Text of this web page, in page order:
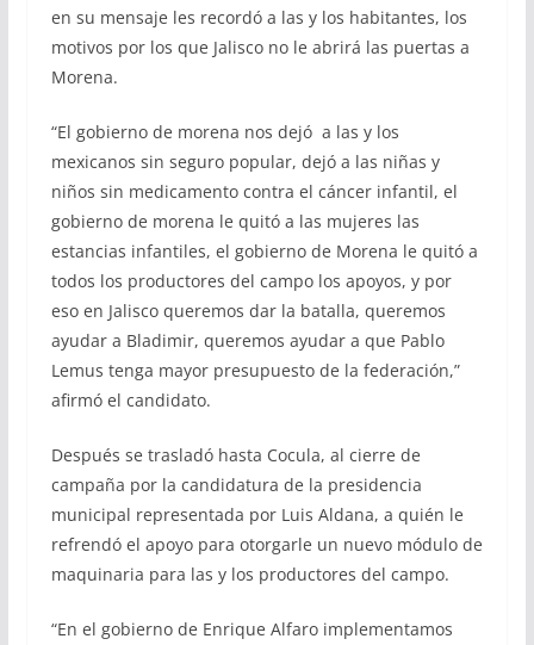
en su mensaje les recordó a las y los habitantes, los
motivos por los que Jalisco no le abrirá las puertas a
Morena.
“El gobierno de morena nos dejó a las y los
mexicanos sin seguro popular, dejó a las niñas y
niños sin medicamento contra el cáncer infantil, el
gobierno de morena le quitó a las mujeres las
estancias infantiles, el gobierno de Morena le quitó a
todos los productores del campo los apoyos, y por
eso en Jalisco queremos dar la batalla, queremos
ayudar a Bladimir, queremos ayudar a que Pablo
Lemus tenga mayor presupuesto de la federación,”
afirmó el candidato.
Después se trasladó hasta Cocula, al cierre de
campaña por la candidatura de la presidencia
municipal representada por Luis Aldana, a quién le
refrendó el apoyo para otorgarle un nuevo módulo de
maquinaria para las y los productores del campo.
“En el gobierno de Enrique Alfaro implementamos